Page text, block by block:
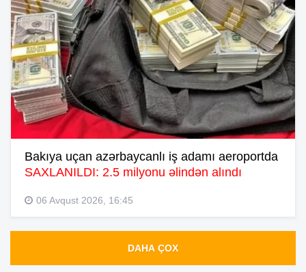
Bakıya uçan azərbaycanlı iş adamı aeroportda
SAXLANILDI: 2.5 milyonu əlindən alındı
06 Avqust 2026, 16:45
DAHA ÇOX